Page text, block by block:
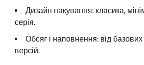
Дизайн пакування: класика,
серія.
Обсяг і наповнення: від
версій.